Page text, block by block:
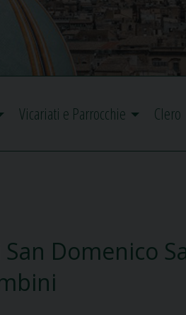
Vicariati e Parrocchie Clero
Domenico